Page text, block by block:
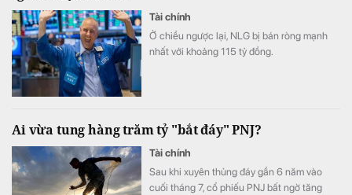
Tài chính
Ở chiều ngược lại, NLG bị bán ròng mạnh
nhất với khoảng 115 tỷ đồng.
Ai vừa tung hàng trăm tỷ "bắt đáy" PNJ?
Tài chính
Sau khi xuyên thủng đáy gần 6 năm vào
cuối tháng 7, cổ phiếu PNJ bất ngờ tăng